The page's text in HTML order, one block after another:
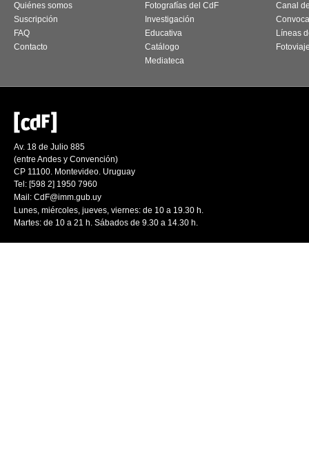
Quiénes somos
Suscripción
FAQ
Contacto
Fotografías del CdF
Investigación
Educativa
Catálogo
Mediateca
Canal
Líneas
Av. 18 de Julio 885
(entre Andes y Convención)
CP 11100. Montevideo. Uruguay
Tel: [598 2] 1950 7960
Mail: CdF@imm.gub.uy
Lunes, miércoles, jueves, viernes: de 10 a 19.30 h.
Martes: de 10 a 21 h. Sábados de 9.30 a 14.30 h.